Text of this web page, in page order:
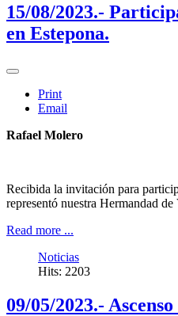
15/08/2023.-
en Estepona.
Print
Email
Rafael Molero
Recibida la invitación para
representó nuestra Hermandad
Read more ...
Noticias
Hits: 2203
09/05/2023.-